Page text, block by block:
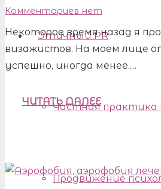
Этичный PR
Частная практика
Продвижение
Комментариев нет
Некоторое время назад я
визажистов. На моем лице
успешно, иногда менее.…
ЧИТАТЬ ДАЛЕЕ